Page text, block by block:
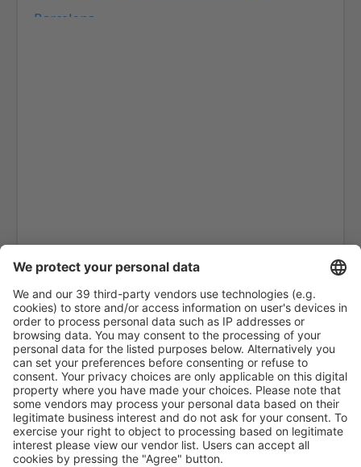
Barcelona
Jerez de la Frontera La Parra (XRY)
Santiago de Compostela Lavacolla (SCQ)
Leon Airport (LEN)
Lleida-Alguaire Airport (ILD)
Madri Barajas (MAD)
Valência Manises (VLC)